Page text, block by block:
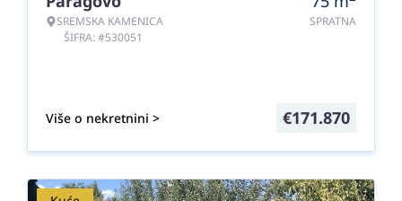
SREMSKA KAMENICA
ŠIFRA: #530051
SPRATNA
Više o nekretnini > €171.870